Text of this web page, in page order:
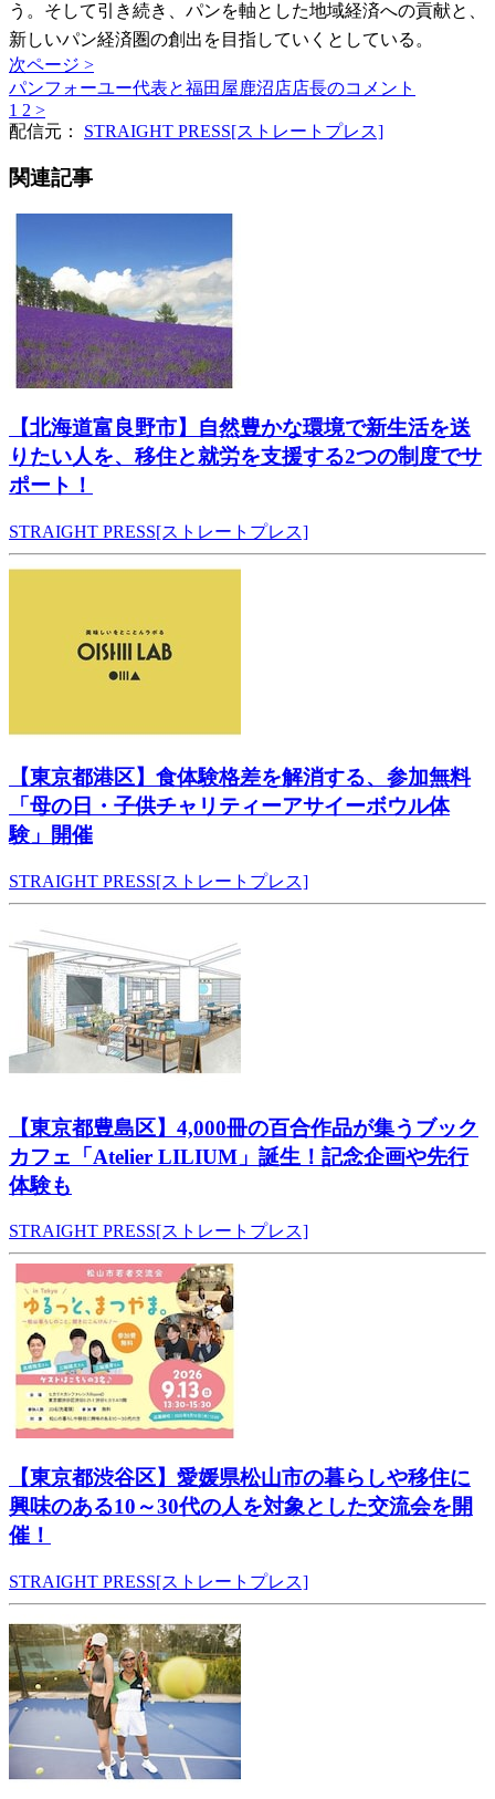
う。そして引き続き、パンを軸とした地域経済への貢献と、
新しいパン経済圏の創出を目指していくとしている。
次ページ >
パンフォーユー代表と福田屋鹿沼店店長のコメント
1 2 >
配信元： STRAIGHT PRESS[ストレートプレス]
関連記事
【北海道富良野市】自然豊かな環境で新生活を送
りたい人を、移住と就労を支援する2つの制度でサ
ポート！
STRAIGHT PRESS[ストレートプレス]
【東京都港区】食体験格差を解消する、参加無料
「母の日・子供チャリティーアサイーボウル体
験」開催
STRAIGHT PRESS[ストレートプレス]
【東京都豊島区】4,000冊の百合作品が集うブック
カフェ「Atelier LILIUM」誕生！記念企画や先行
体験も
STRAIGHT PRESS[ストレートプレス]
【東京都渋谷区】愛媛県松山市の暮らしや移住に
興味のある10～30代の人を対象とした交流会を開
催！
STRAIGHT PRESS[ストレートプレス]